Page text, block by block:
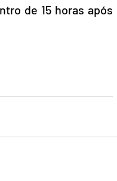
de 15 horas após